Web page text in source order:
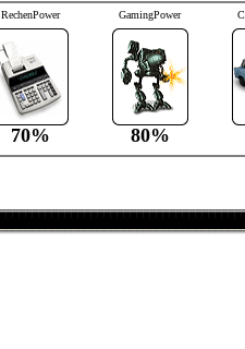
RechenPower
70%
GamingPower
80%